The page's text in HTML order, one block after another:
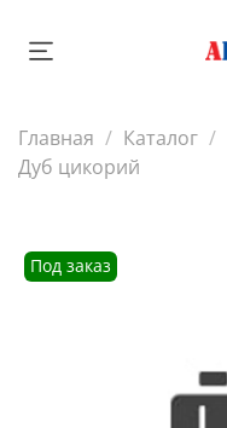
Главная Каталог
Дуб цикорий
Под заказ